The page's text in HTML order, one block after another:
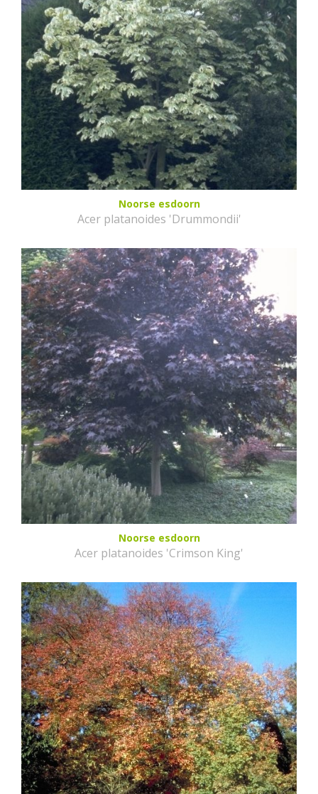
Noorse esdoorn
Acer platanoides 'Drummondii'
Noorse esdoorn
Acer platanoides 'Crimson King'